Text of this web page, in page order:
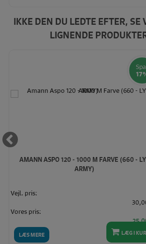
IKKE DEN DU LEDTE EFTER, SE
LIGNENDE
AMANN ASPO 120 - 1000 M FARVE (660 -
ARMY)
LÆS MERE
Vejl. pris:
Vores pris:
LÆG I